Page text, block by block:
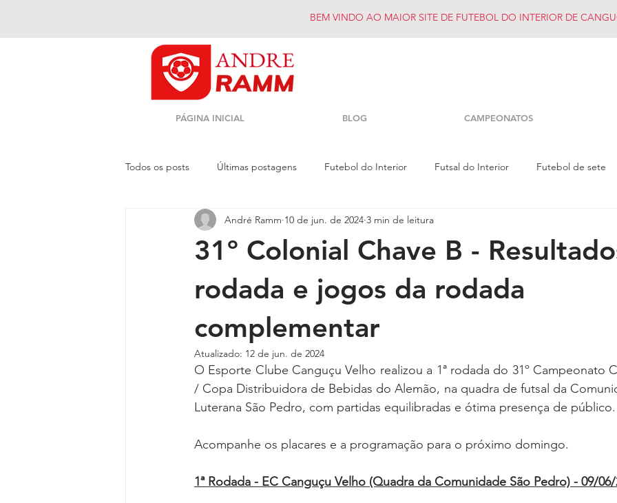
PÁGINA INICIAL BLOG CAMPEONATOS
BEM VINDO AO MAIOR SITE DE FUTEBOL DO INTERIOR DE
Todos os posts Últimas postagens Futebol do Interior Futsal do Interior Futebol de sete
Novo Site
31º Colonial Chave B -
rodada e jogos da rodada
complementar
André Ramm 10 de jun. de 2024 3 min de leitura
Atualizado: 12 de jun. de 2024
O Esporte Clube Canguçu Velho realizou a 1ª rodada do 31º Campeonato
/ Copa Distribuidora de Bebidas do Alemão, na quadra de futsal da
Luterana São Pedro, com partidas equilibradas e ótima presença de público.
Acompanhe os placares e a programação para o próximo domingo.
1ª Rodada - EC Canguçu Velho (Quadra da Comunidade São Pedro) - 09/